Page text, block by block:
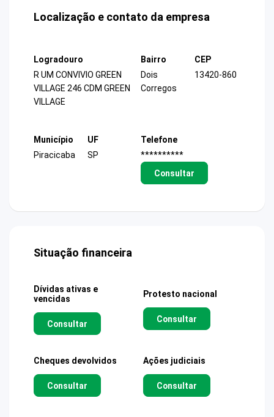
Localização e contato da empresa
Logradouro
R UM CONVIVIO GREEN
VILLAGE 246 CDM GREEN
VILLAGE
Bairro
Dois
Corregos
CEP
13420-860
Município
Piracicaba
UF
SP
Telefone
**********
Consultar
Situação financeira
Dívidas ativas e
vencidas
Consultar
Protesto nacional
Consultar
Cheques devolvidos
Consultar
Ações judiciais
Consultar